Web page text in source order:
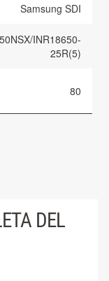
Samsung SDI
INR18650-
25R(5)
80
DEL